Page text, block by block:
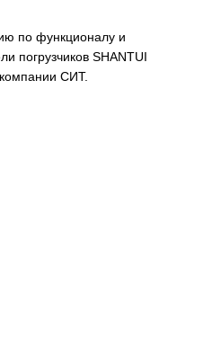
по функционалу и
погрузчиков SHANTUI
СИТ.